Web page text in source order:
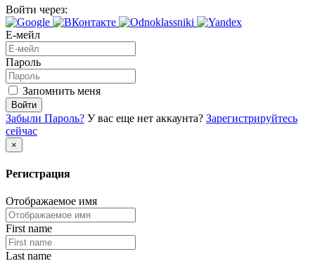
Войти через:
Е-мейл
Пароль
Запомнить меня
Войти
Забыли Пароль? У вас еще нет аккаунта? Зарегистрируйтесь
сейчас
×
Регистрация
Отображаемое имя
First name
Last name